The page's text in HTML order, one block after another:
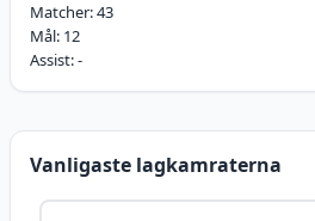
Matcher:43
Mål: 12
Assist:-
Vanligaste lagkamraterna